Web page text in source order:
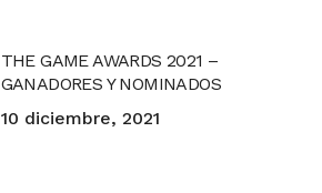
THE GAME AWARDS 2021 –
GANADORES Y NOMINADOS
10 diciembre, 2021